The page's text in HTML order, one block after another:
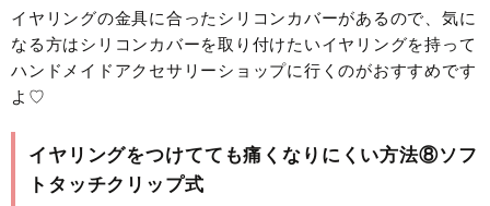
イヤリングの金具に合ったシリコンカバーがあるので、気に
なる方はシリコンカバーを取り付けたいイヤリングを持って
ハンドメイドアクセサリーショップに行くのがおすすめです
よ♡
イヤリングをつけてても痛くなりにくい方法⑧ソフ
トタッチクリップ式